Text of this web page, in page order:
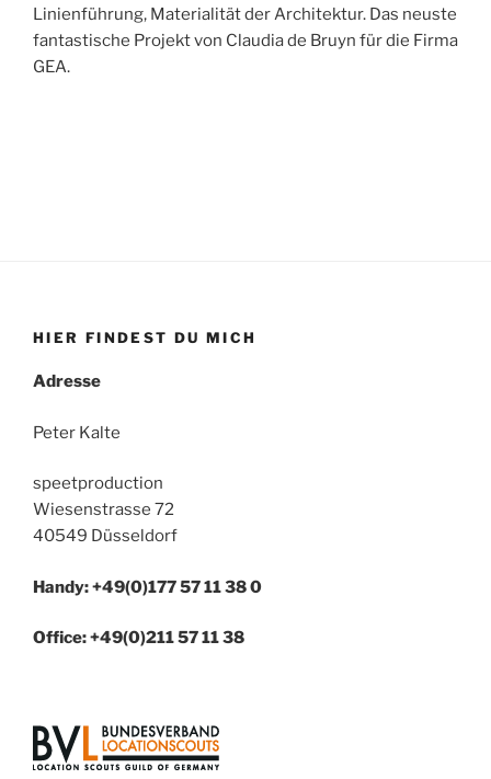
Linienführung, Materialität der Architektur. Das neuste
fantastische Projekt von Claudia de Bruyn für die Firma
GEA.
HIER FINDEST DU MICH
Adresse
Peter Kalte
speetproduction
Wiesenstrasse 72
40549 Düsseldorf
Handy: +49(0)177 57 11 38 0
Office: +49(0)211 57 11 38